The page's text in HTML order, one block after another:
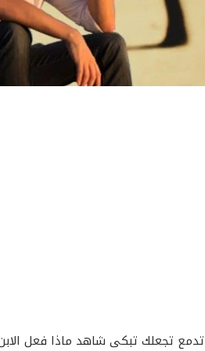
تجعلك تبكى شاهد ماذا فعل